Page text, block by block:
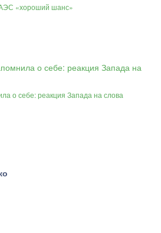
«хороший шанс»
о себе: реакция Запада на слова